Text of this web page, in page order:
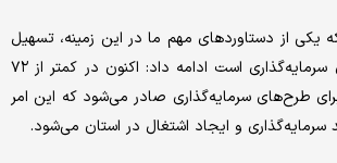
که یکی از دستاوردهای مهم ما در این زمینه، تسهیل
فرآیند صدور مجوزهای سرمایه‌گذاری است ادامه داد: اکنون در کمتر از ۷۲
طرح‌های سرمایه‌گذاری صادر می‌شود که این امر
سرمایه‌گذاری و ایجاد اشتغال در استان می‌شود.